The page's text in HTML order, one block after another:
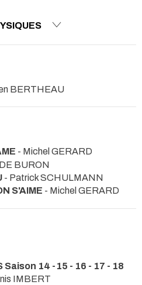
BERTHEAU
- Michel GERARD
BURON
- Patrick SCHULMANN
S'AIME - Michel GERARD
Saison 14 -15 - 16 - 17 - 18
IMBERT